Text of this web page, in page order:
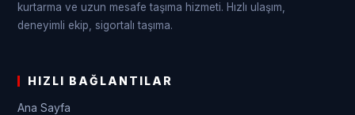
kurtarma ve uzun mesafe taşıma hizmeti. Hızlı ulaşım,
deneyimli ekip, sigortalı taşıma.
HIZLI BAĞLANTILAR
Ana Sayfa